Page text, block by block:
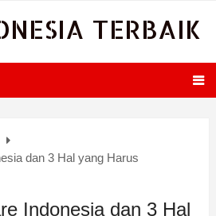
TERBAIK
dan 3 Hal yang Harus
Indonesia dan 3 Hal